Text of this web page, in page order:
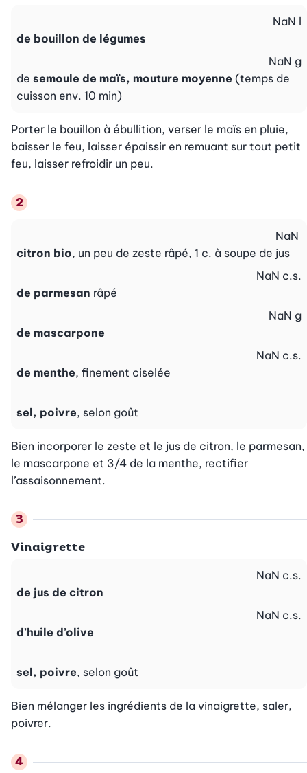
de bouillon de légumes
NaN l
de semoule de maïs, mouture moyenne (temps de
cuisson env. 10 min)
NaN g
Porter le bouillon à ébullition, verser le maïs en pluie,
baisser le feu, laisser épaissir en remuant sur tout petit
feu, laisser refroidir un peu.
citron bio, un peu de zeste râpé, 1 c. à soupe de jus
NaN
de parmesan râpé
NaN c.s.
de mascarpone
NaN g
de menthe, finement ciselée
NaN c.s.
sel, poivre, selon goût
Bien incorporer le zeste et le jus de citron, le parmesan,
le mascarpone et 3/4 de la menthe, rectifier
l’assaisonnement.
Vinaigrette
de jus de citron
NaN c.s.
d’huile d’olive
NaN c.s.
sel, poivre, selon goût
Bien mélanger les ingrédients de la vinaigrette, saler,
poivrer.